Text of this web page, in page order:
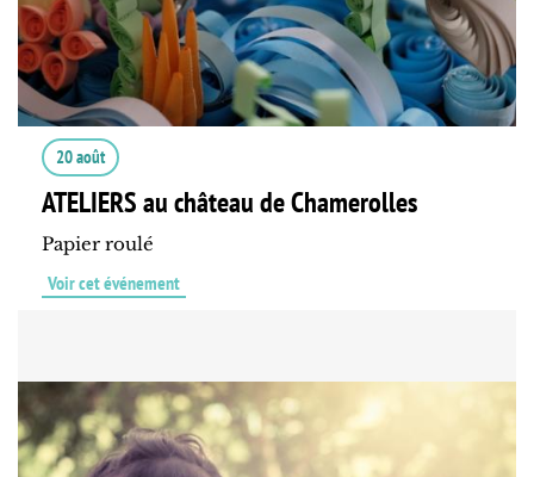
20 août
ATELIERS au château de Chamerolles
Papier roulé
Voir cet événement